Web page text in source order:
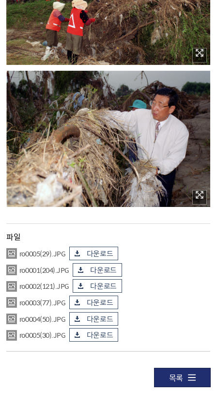
파일
ro0005(29).JPG
다운로드
ro0001(204).JPG
다운로드
ro0002(121).JPG
다운로드
ro0003(77).JPG
다운로드
ro0004(50).JPG
다운로드
ro0005(30).JPG
다운로드
목록